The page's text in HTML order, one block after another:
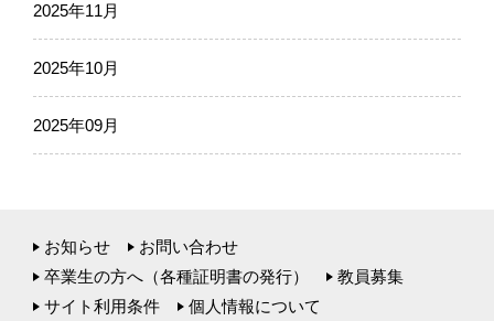
2025年11月
2025年10月
2025年09月
お知らせ
お問い合わせ
卒業生の方へ（各種証明書の発行）
教員募集
サイト利用条件
個人情報について